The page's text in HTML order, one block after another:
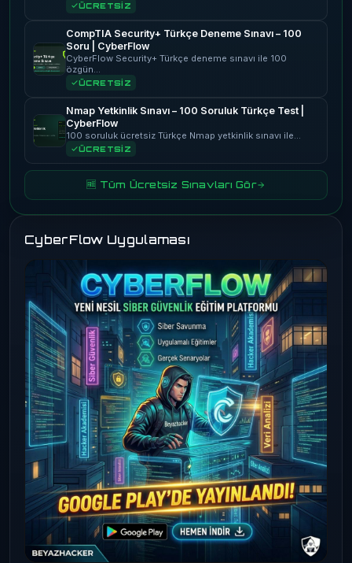
ÜCRETSİZ
CompTIA Security+ Türkçe Deneme Sınavı – 100
Soru | CyberFlow
CyberFlow Security+ Türkçe deneme sınavı ile 100
özgün…
ÜCRETSİZ
Nmap Yetkinlik Sınavı – 100 Soruluk Türkçe Test |
CyberFlow
100 soruluk ücretsiz Türkçe Nmap yetkinlik sınavı ile…
ÜCRETSİZ
🆓 Tüm Ücretsiz Sınavları Gör
CyberFlow Uygulaması